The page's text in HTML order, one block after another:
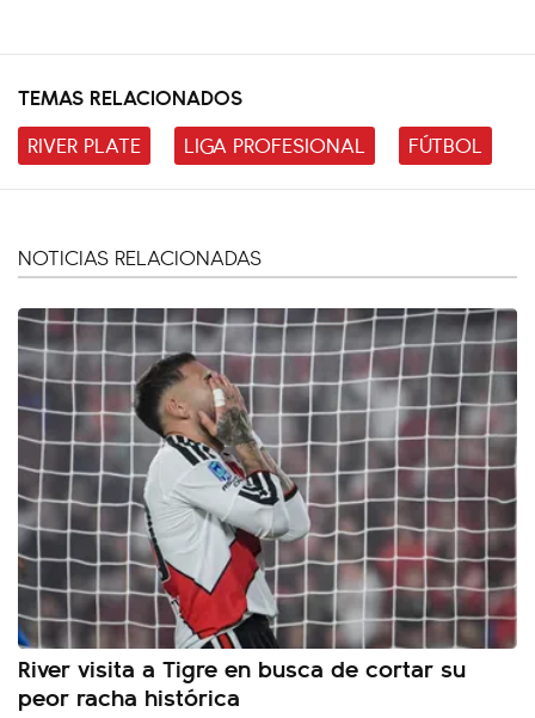
TEMAS RELACIONADOS
RIVER PLATE
LIGA PROFESIONAL FÚTBOL
NOTICIAS RELACIONADAS
River visita a Tigre en busca de cortar su
peor racha histórica